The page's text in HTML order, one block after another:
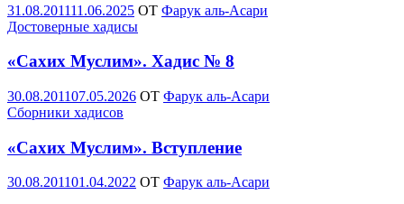
Опубликовано
31.08.201111.06.2025 OT Фарук аль-Асари
Достоверные хадисы
«Сахих Муслим». Хадис № 8
Опубликовано
30.08.201107.05.2026 OT Фарук аль-Асари
Сборники хадисов
«Сахих Муслим». Вступление
Опубликовано
30.08.201101.04.2022 OT Фарук аль-Асари